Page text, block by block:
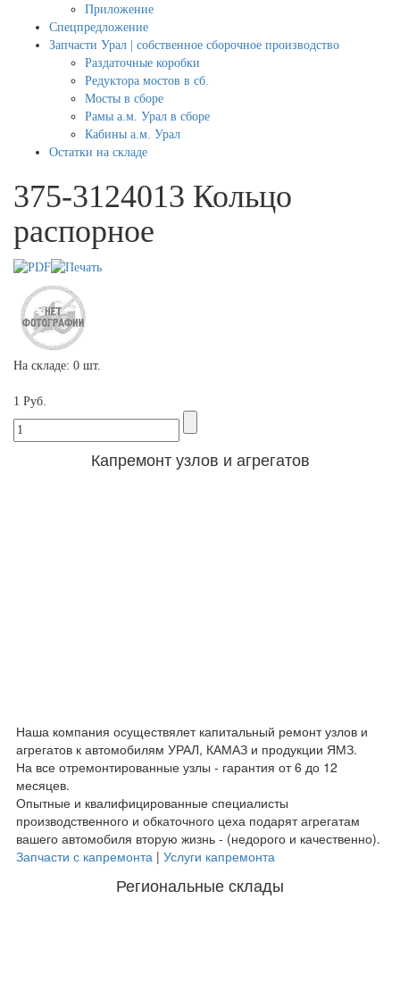
Приложение
Спецпредложение
Запчасти Урал | собственное сборочное производство
Раздаточные коробки
Редуктора мостов в сб.
Мосты в сборе
Рамы а.м. Урал в сборе
Кабины а.м. Урал
Остатки на складе
375-3124013 Кольцо
распорное
На складе: 0 шт.
1 Руб.
Капремонт узлов и агрегатов
Наша компания осуществялет капитальный ремонт узлов и
агрегатов к автомобилям УРАЛ, КАМАЗ и продукции ЯМЗ.
На все отремонтированные узлы - гарантия от 6 до 12
месяцев.
Опытные и квалифицированные специалисты
производственного и обкаточного цеха подарят агрегатам
вашего автомобиля вторую жизнь - (недорого и качественно).
Запчасти с капремонта | Услуги капремонта
Региональные склады